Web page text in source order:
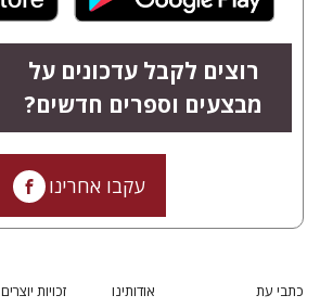
רוצים לקבל עדכונים על
מבצעים וספרים חדשים?
עקבו אחרינו
כתבי עת
אודותינו
זכויות יוצרים